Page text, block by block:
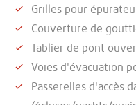
Grilles pour
Couverture de
Tablier de pont
Voies d'évacuation
Passerelles d'accès